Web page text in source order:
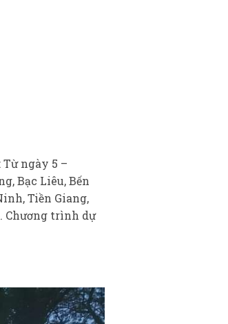
ngày 5 –
Bạc Liêu, Bến
Tiền Giang,
Chương trình dự